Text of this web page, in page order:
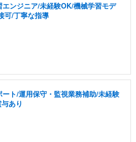
ンジニア/未経験OK/機械学習モデ
可/丁寧な指導
ト/運用保守・監視業務補助/未経験
あり